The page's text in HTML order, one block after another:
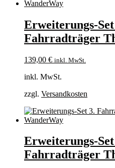
Erweiterungs-
Fahrradträger
139,00 € inkl. MwSt.
inkl. MwSt.
zzgl. Versandkosten
Erweiterungs-
Fahrradträger